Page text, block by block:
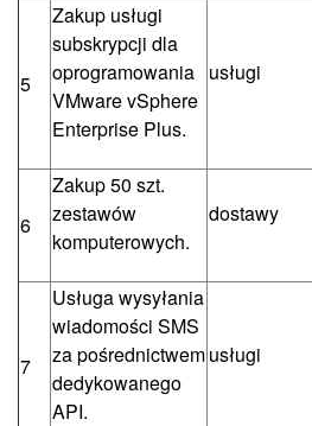
5
Zakup usługi
subskrypcji dla
oprogramowania
VMware vSphere
Enterprise Plus.
usługi
6
Zakup 50 szt.
zestawów
komputerowych.
dostawy
7
Usługa wysyłania
wiadomości SMS
za pośrednictwem
dedykowanego
API.
usługi